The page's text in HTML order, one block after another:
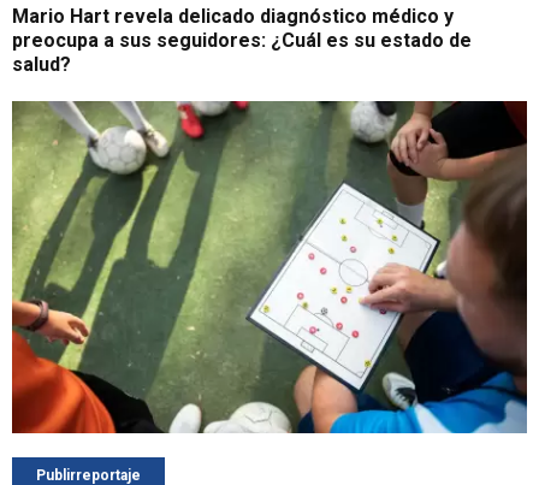
Mario Hart revela delicado diagnóstico médico y
preocupa a sus seguidores: ¿Cuál es su estado de
salud?
Publirreportaje